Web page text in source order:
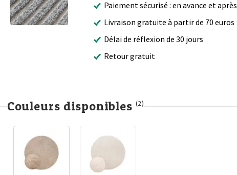
Paiement sécurisé : en avance et après
Livraison gratuite à partir de 70 euros
Délai de réflexion de 30 jours
Retour gratuit
Couleurs disponibles (2)